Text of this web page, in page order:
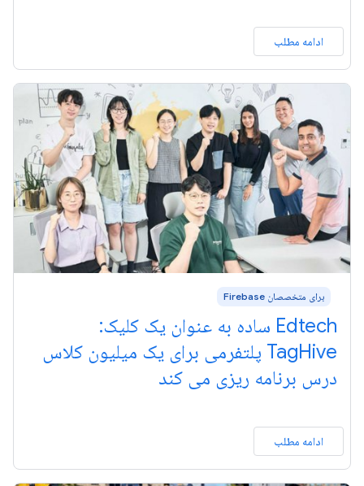
ادامه مطلب
برای متخصصان Firebase
Edtech ساده به عنوان یک کلیک:
TagHive پلتفرمی برای یک میلیون کلاس
درس برنامه ریزی می کند
ادامه مطلب